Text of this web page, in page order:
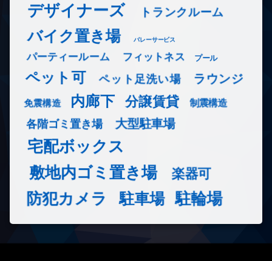
デザイナーズ トランクルーム
バイク置き場 バレーサービス
パーティールーム フィットネス プール
ペット可 ペット足洗い場 ラウンジ
免震構造 内廊下 分譲賃貸 制震構造
各階ゴミ置き場 大型駐車場
宅配ボックス
敷地内ゴミ置き場
楽器可
防犯カメラ 駐車場 駐輪場